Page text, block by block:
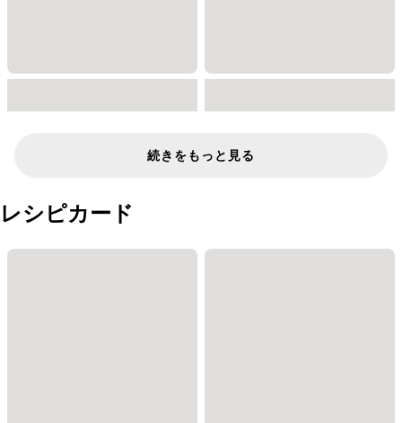
続きをもっと見る
レシピカード